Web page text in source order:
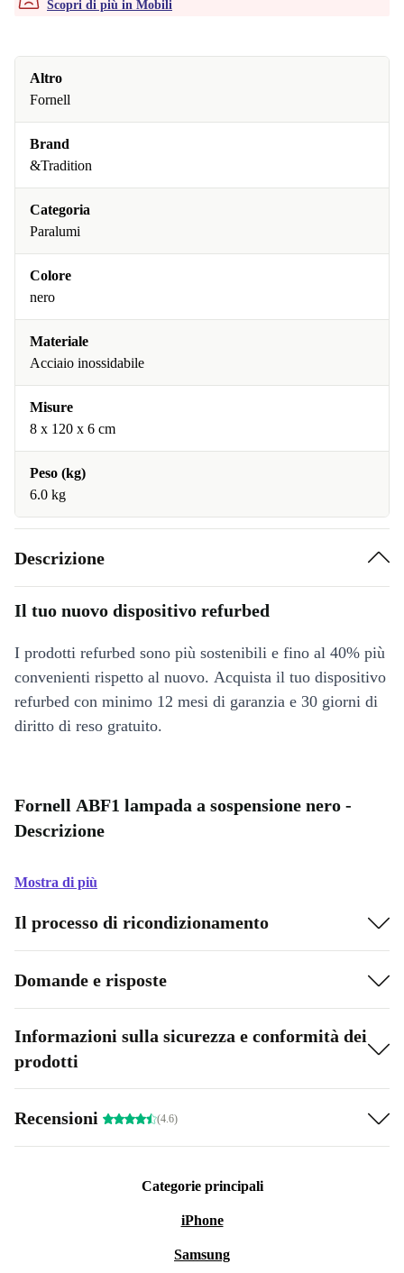
Scopri di più in Mobili
Altro
Fornell
Brand
&Tradition
Categoria
Paralumi
Colore
nero
Materiale
Acciaio inossidabile
Misure
8 x 120 x 6 cm
Peso (kg)
6.0 kg
Descrizione
Il tuo nuovo dispositivo refurbed
I prodotti refurbed sono più sostenibili e fino al 40% più
convenienti rispetto al nuovo. Acquista il tuo dispositivo
refurbed con minimo 12 mesi di garanzia e 30 giorni di
diritto di reso gratuito.
Fornell ABF1 lampada a sospensione nero -
Descrizione
Mostra di più
Il processo di ricondizionamento
Domande e risposte
Informazioni sulla sicurezza e conformità dei
prodotti
Recensioni (4.6)
Categorie principali
iPhone
Samsung